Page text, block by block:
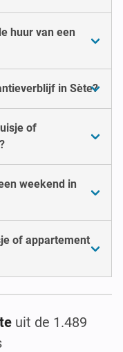
huur van een
in Sète?
of
weekend in
of appartement
uit de 1.489